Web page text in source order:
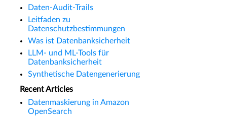
Daten-Audit-Trails
Leitfaden zu
Datenschutzbestimmungen
Was ist Datenbanksicherheit
LLM- und ML-Tools für
Datenbanksicherheit
Synthetische Datengenerierung
Recent Articles
Datenmaskierung in Amazon
OpenSearch